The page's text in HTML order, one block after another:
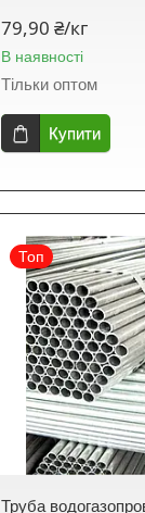
79,90 ₴/кг
В наявності
Тільки оптом
Купити
Топ
Труба